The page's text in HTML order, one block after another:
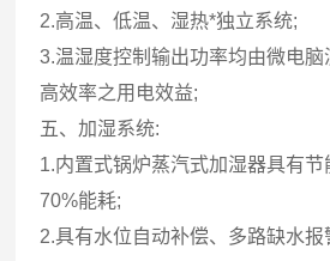
2.高温、低温、湿热*独立系统;
3.温湿度控制输出功率均由微电
高效率之用电效益;
五、加湿系统:
1.内置式锅炉蒸汽式加湿器具有
70%能耗;
2.具有水位自动补偿、多路缺水报